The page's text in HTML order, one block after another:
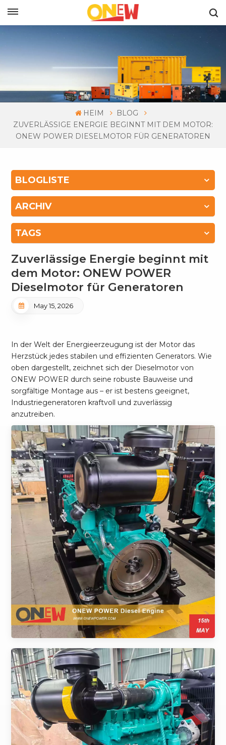
HEIM
BLOG
ZUVERLÄSSIGE ENERGIE BEGINNT MIT DEM MOTOR:
ONEW POWER DIESELMOTOR FÜR GENERATOREN
BLOGLISTE
ARCHIV
TAGS
Zuverlässige Energie beginnt mit
dem Motor: ONEW POWER
Dieselmotor für Generatoren
May 15, 2026
In der Welt der Energieerzeugung ist der Motor das
Herzstück jedes stabilen und effizienten Generators. Wie
oben dargestellt, zeichnet sich der Dieselmotor von
ONEW POWER durch seine robuste Bauweise und
sorgfältige Montage aus – er ist bestens geeignet,
Industriegeneratoren kraftvoll und zuverlässig
anzutreiben.